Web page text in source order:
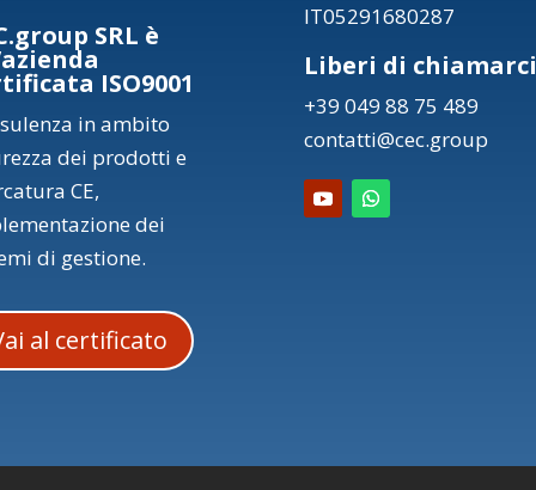
SRL è
ISO9001
in ambito
dei prodotti e
CE,
dei
di gestione.
al certificato
IT05291680287
Liberi di chiamarci
+39 049 88 75 489
contatti@cec.group